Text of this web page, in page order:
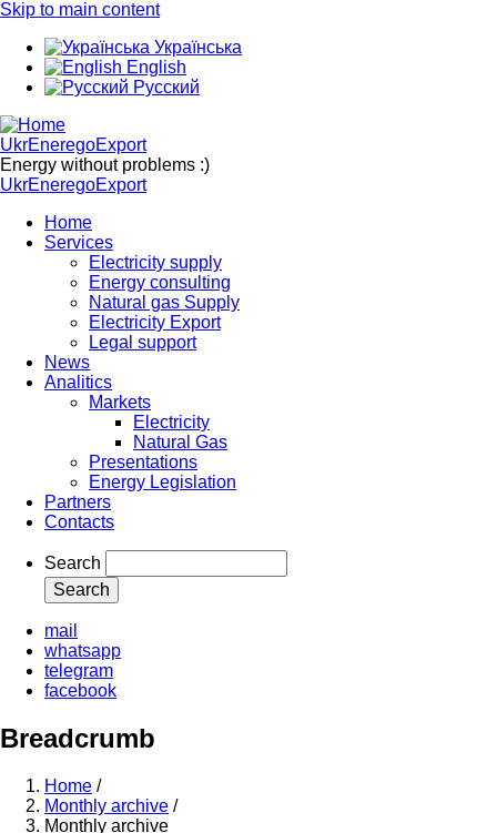
Skip to main content
Українська
English
Русский
UkrEneregoExport
Energy without problems :)
UkrEneregoExport
Home
Services
Electricity supply
Energy consulting
Natural gas Supply
Electricity Export
Legal support
News
Analitics
Markets
Electricity
Natural Gas
Presentations
Energy Legislation
Partners
Contacts
Search
mail
whatsapp
telegram
facebook
Breadcrumb
Home /
Monthly archive /
Monthly archive